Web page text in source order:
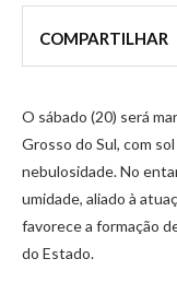
COMPARTILHAR
O sábado (20) será
Grosso do Sul, com
nebulosidade. No
umidade, aliado à
favorece a formação
do Estado.